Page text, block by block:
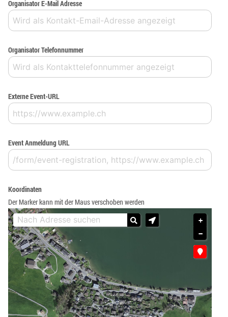
Organisator E-Mail Adresse
Organisator Telefonnummer
Externe Event-URL
Event Anmeldung URL
Koordinaten
Der Marker kann mit der Maus verschoben werden
+
−